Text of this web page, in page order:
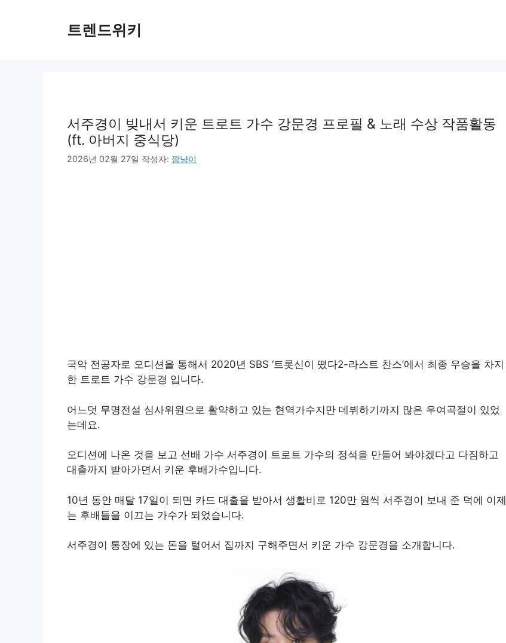
트렌드위키
서주경이 빚내서 키운 트로트 가수 강문경 프로필 & 노래 수상 작품활동
(ft. 아버지 중식당)
2026년 02월 27일 작성자: 깜냥이
국악 전공자로 오디션을 통해서 2020년 SBS ‘트롯신이 떴다2-라스트 찬스’에서 최종 우승을 차지
한 트로트 가수 강문경 입니다.
어느덧 무명전설 심사위원으로 활약하고 있는 현역가수지만 데뷔하기까지 많은 우여곡절이 있었
는데요.
오디션에 나온 것을 보고 선배 가수 서주경이 트로트 가수의 정석을 만들어 봐야겠다고 다짐하고
대출까지 받아가면서 키운 후배가수입니다.
10년 동안 매달 17일이 되면 카드 대출을 받아서 생활비로 120만 원씩 서주경이 보내 준 덕에 이제
는 후배들을 이끄는 가수가 되었습니다.
서주경이 통장에 있는 돈을 털어서 집까지 구해주면서 키운 가수 강문경을 소개합니다.